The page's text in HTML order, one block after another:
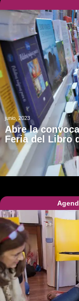
junio, 2023
Abre la
Feria del Libro